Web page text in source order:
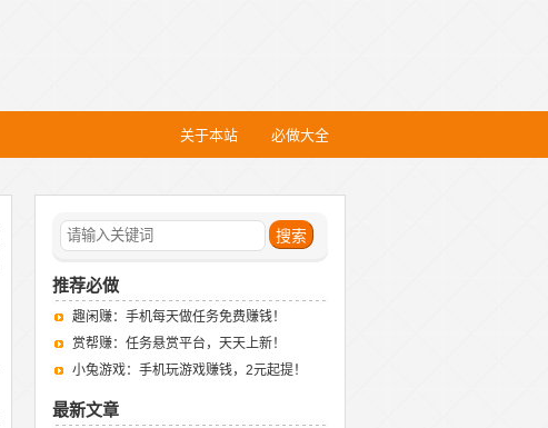
关于本站 必做大全
推荐必做
趣闲赚：手机每天做任务免费赚钱！
赏帮赚：任务悬赏平台，天天上新！
小兔游戏：手机玩游戏赚钱，2元起提！
最新文章